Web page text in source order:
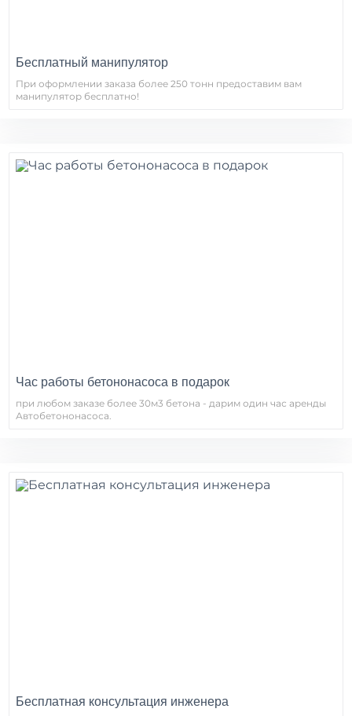
Бесплатный манипулятор
При оформлении заказа более 250 тонн предоставим вам
манипулятор бесплатно!
Час работы бетононасоса в подарок
при любом заказе более 30м3 бетона - дарим один час аренды
Автобетононасоса.
Бесплатная консультация инженера